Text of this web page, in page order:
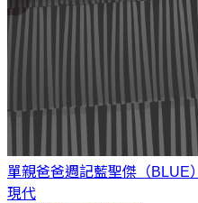
單親爸爸週記藍聖傑（BLUE）
現代